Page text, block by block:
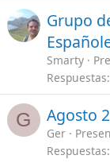
G Agosto
Ger
Respuestas
y ganar
Smarty
Respuestas 2